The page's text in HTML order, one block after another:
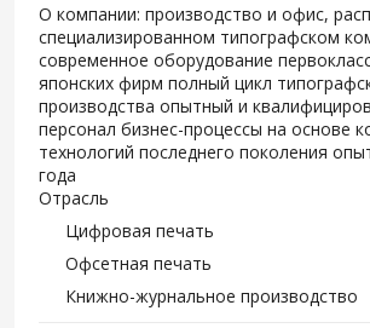
О компании: производство и офис,
специализированном типографском
современное оборудование
японских фирм полный цикл
производства опытный и
персонал бизнес-процессы на основе
технологий последнего поколения
года
Отрасль
Цифровая печать
Офсетная печать
Книжно-журнальное производство